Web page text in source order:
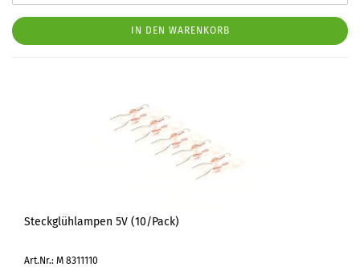
IN DEN WARENKORB
Steckglühlampen 5V (10/Pack)
Art.Nr.: M 8311110